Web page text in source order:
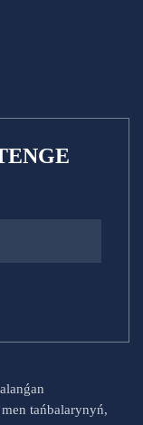
tańbalarynyń,